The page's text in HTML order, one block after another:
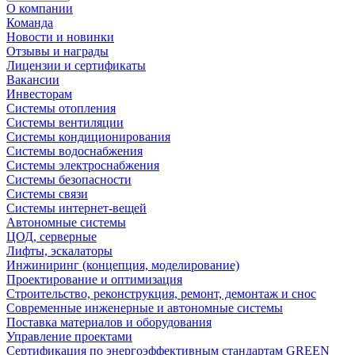
О компании
Команда
Новости и новинки
Отзывы и награды
Лицензии и сертификаты
Вакансии
Инвесторам
Системы отопления
Системы вентиляции
Системы кондиционирования
Системы водоснабжения
Системы электроснабжения
Системы безопасности
Системы связи
Системы интернет-вещей
Автономные системы
ЦОД, серверные
Лифты, эскалаторы
Инжиниринг (концепция, моделирование)
Проектирование и оптимизация
Строительство, реконструкция, ремонт, демонтаж и снос
Современные инженерные и автономные системы
Поставка материалов и оборудования
Управление проектами
Сертификация по энергоэффективным стандартам GREEN